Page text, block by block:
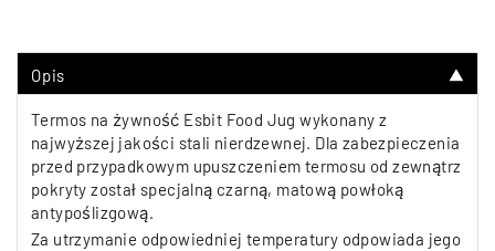
Opis ▼
Termos na żywność Esbit Food Jug wykonany z
najwyższej jakości stali nierdzewnej. Dla zabezpieczenia
przed przypadkowym upuszczeniem termosu od zewnątrz
pokryty został specjalną czarną, matową powłoką
antypoślizgową.
Za utrzymanie odpowiedniej temperatury odpowiada jego